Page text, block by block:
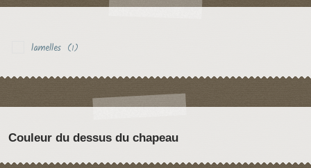
lamelles (1)
Couleur du dessus du chapeau